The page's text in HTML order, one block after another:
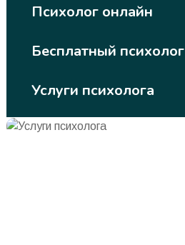
Психолог онлайн
Бесплатный психолог
Услуги психолога